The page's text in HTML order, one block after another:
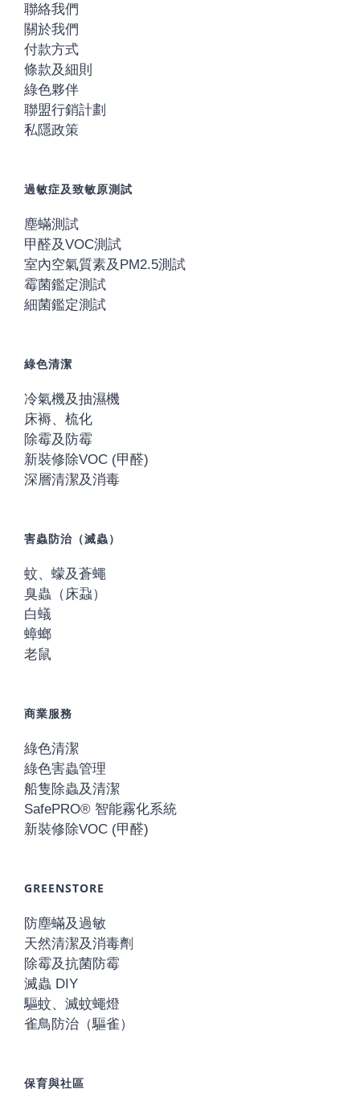
聯絡我們
關於我們
付款方式
條款及細則
綠色夥伴
聯盟行銷計劃
私隱政策
過敏症及致敏原測試
塵蟎測試
甲醛及VOC測試
室內空氣質素及PM2.5測試
霉菌鑑定測試
細菌鑑定測試
綠色清潔
冷氣機及抽濕機
床褥、梳化
除霉及防霉
新裝修除VOC (甲醛)
深層清潔及消毒
害蟲防治（滅蟲）
蚊、蠓及蒼蠅
臭蟲（床蝨）
白蟻
蟑螂
老鼠
商業服務
綠色清潔
綠色害蟲管理
船隻除蟲及清潔
SafePRO® 智能霧化系統
新裝修除VOC (甲醛)
GREENSTORE
防塵蟎及過敏
天然清潔及消毒劑
除霉及抗菌防霉
滅蟲 DIY
驅蚊、滅蚊蠅燈
雀鳥防治（驅雀）
保育與社區